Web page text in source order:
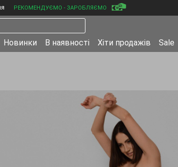
РЕКОМЕНДУЄМО - ЗАРОБЛЯЄМО
Новинки В наявності Хіти продажів Sale